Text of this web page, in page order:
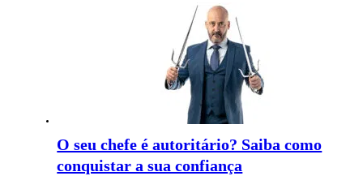
O seu chefe é autoritário? Saiba como
conquistar a sua confiança